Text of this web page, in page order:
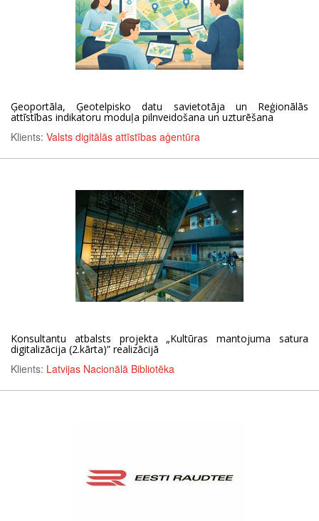
Ģeoportāla, Ģeotelpisko datu savietotāja un Reģionālās
attīstības indikatoru moduļa pilnveidošana un uzturēšana
Klients: Valsts digitālās attīstības aģentūra
Konsultantu atbalsts projekta „Kultūras mantojuma satura
digitalizācija (2.kārta)” realizācijā
Klients: Latvijas Nacionālā Bibliotēka